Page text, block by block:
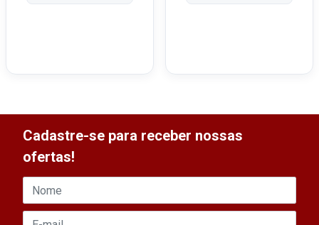
Cadastre-se para receber nossas
ofertas!